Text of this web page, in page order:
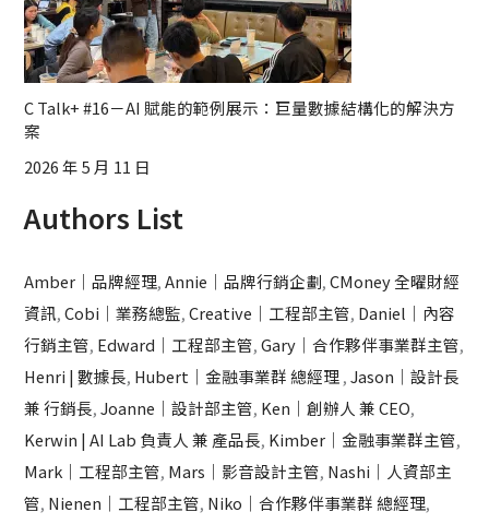
C Talk+ #16－AI 賦能的範例展示：巨量數據結構化的解決方
案
2026 年 5 月 11 日
Authors List
Amber｜品牌經理,Annie｜品牌行銷企劃,CMoney 全曜財經
資訊,Cobi｜業務總監,Creative｜工程部主管, Daniel｜內容
行銷主管, Edward｜工程部主管,Gary｜合作夥伴事業群主管,
Henri | 數據長, Hubert｜金融事業群 總經理,Jason｜設計長
兼 行銷長,Joanne｜設計部主管, Ken｜創辦人 兼 CEO,
Kerwin | AI Lab 負責人 兼 產品長, Kimber｜金融事業群主管,
Mark｜工程部主管, Mars｜影音設計主管, Nashi｜人資部主
管, Nienen｜工程部主管, Niko｜合作夥伴事業群 總經理,